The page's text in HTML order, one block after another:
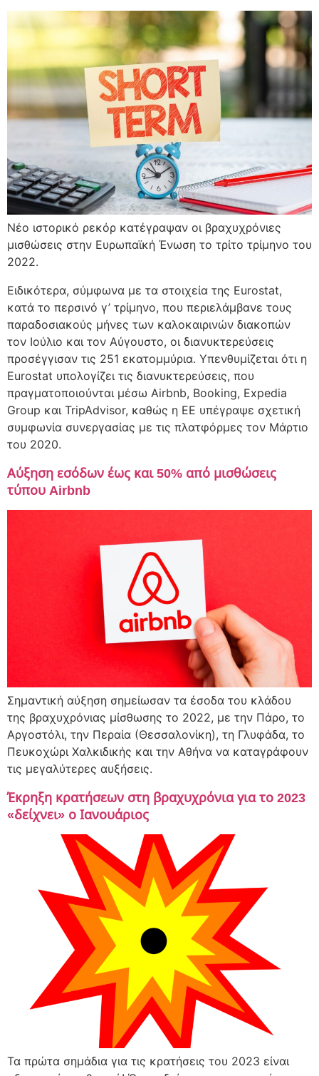
Νέο ιστορικό ρεκόρ κατέγραψαν οι βραχυχρόνιες
μισθώσεις στην Ευρωπαϊκή Ένωση το τρίτο τρίμηνο του
2022.
Ειδικότερα, σύμφωνα με τα στοιχεία της Eurostat,
κατά το περσινό γ’ τρίμηνο, που περιελάμβανε τους
παραδοσιακούς μήνες των καλοκαιρινών διακοπών
τον Ιούλιο και τον Αύγουστο, οι διανυκτερεύσεις
προσέγγισαν τις 251 εκατομμύρια. Υπενθυμίζεται ότι η
Eurostat υπολογίζει τις διανυκτερεύσεις, που
πραγματοποιούνται μέσω Airbnb, Booking, Expedia
Group και TripAdvisor, καθώς η ΕΕ υπέγραψε σχετική
συμφωνία συνεργασίας με τις πλατφόρμες τον Μάρτιο
του 2020.
Αύξηση εσόδων έως και 50% από μισθώσεις
τύπου Airbnb
Σημαντική αύξηση σημείωσαν τα έσοδα του κλάδου
της βραχυχρόνιας μίσθωσης το 2022, με την Πάρο, το
Αργοστόλι, την Περαία (Θεσσαλονίκη), τη Γλυφάδα, το
Πευκοχώρι Χαλκιδικής και την Αθήνα να καταγράφουν
τις μεγαλύτερες αυξήσεις.
Έκρηξη κρατήσεων στη βραχυχρόνια για το 2023
«δείχνει» ο Ιανουάριος
Τα πρώτα σημάδια για τις κρατήσεις του 2023 είναι